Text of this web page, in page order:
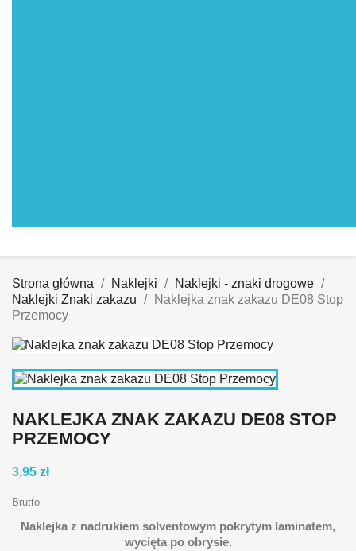
Strona główna Naklejki
Naklejki - znaki drogowe
Naklejki Znaki zakazu
Naklejka znak zakazu DE08 Stop
Przemocy
NAKLEJKA ZNAK ZAKAZU DE08 STOP
PRZEMOCY
3,95 zł
Brutto
Naklejka z nadrukiem solventowym pokrytym laminatem,
wycięta po obrysie.